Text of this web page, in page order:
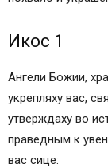
Молитва
Тропарь, глас
Кондак, глас 8
Величание
Сохранить
Тропарь, глас
Икос 1
Ангели Божии,
укрепляху вас,
утверждаху во
праведным к
вас сице: